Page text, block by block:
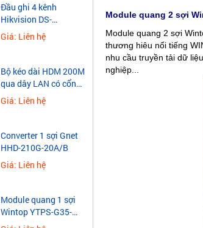
Đầu ghi 4 kênh
Hikvision DS-
7604NXI-K1
Giá: Liên hệ
​Bộ kéo dài HDM 200M
qua dây LAN có cổng
USB
Giá: Liên hệ
Converter 1 sợi Gnet
HHD-210G-20A/B
Giá: Liên hệ
Module quang 1 sợi
Wintop YTPS-G35-
40LD 1.25G
Module quang 2 sợi
Module quang 2 sợi
thương hiêu nổi tiếng
nhu cầu truyền tải dữ
nghiệp...